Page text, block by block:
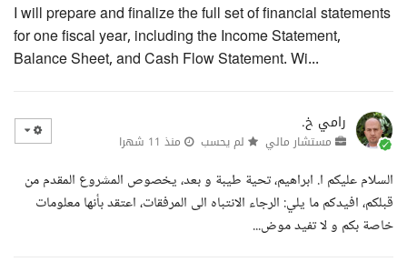
I will prepare and finalize the full set of financial statements
for one fiscal year, including the Income Statement,
Balance Sheet, and Cash Flow Statement. Wi...
رامي خ.
مستشار مالي لم يحسب منذ 11 شهرا
السلام عليكم ا. ابراهيم، تحية طيبة و بعد، يخصوص المشروع المقدم من
قبلكم، افيدكم ما يلي: الرجاء الانتباه الى المرفقات، اعتقد بأنها معلومات
خاصة بكم و لا تفيد موض...